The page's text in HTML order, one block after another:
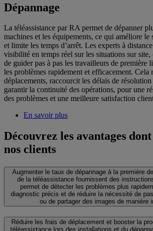
Dépannage
La téléassistance par RA permet de dépanner
machines et les équipements, ce qui améliore le
et limite les temps d’arrêt. Les experts à
visibilité en temps réel sur les situations sur
de guider pas à pas les travailleurs de première
les problèmes rapidement et efficacement. Cela
déplacements, raccourcit les délais de
garantir la continuité des opérations, pour une
des problèmes et une meilleure satisfaction
En savoir plus
Découvrez les avantages
nos clients
Augmenter le taux de dépannage à la première
de la téléassistance fournissent des
permet de détecter les problèmes plus
diagnostic précis et de réduire la nécessité de
ou de partager des images de manière
Réduire les frais de déplacement et booster la
téléassistance lors des installations et du